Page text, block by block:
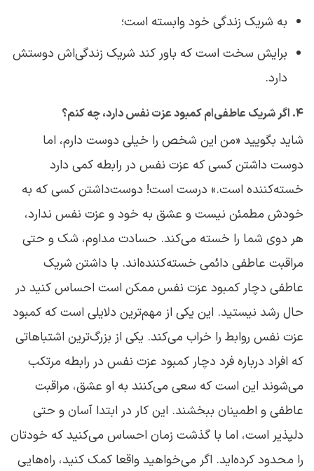
به شریک زندگی خود وابسته است؛
برایش سخت است که باور کند شریک زندگی‌اش دوستش
دارد.
۴. اگر شریک عاطفی‌ام کمبود عزت نفس دارد، چه کنم؟
شاید بگویید «من این شخص را خیلی دوست دارم، اما
دوست داشتن کسی که عزت نفس در رابطه کمی دارد
خسته‌کننده است.» درست است! دوست‌داشتن کسی که به
خودش مطمئن نیست و عشق به خود و عزت نفس ندارد،
هر دوی شما را خسته می‌کند. حسادت مداوم، شک و حتی
مراقبت عاطفی دائمی خسته‌کننده‌اند. با داشتن شریک
عاطفی دچار کمبود عزت نفس ممکن است احساس کنید در
حال رشد نیستید. این یکی از مهم‌ترین دلایلی است که کمبود
عزت نفس روابط را خراب می‌کند. یکی از بزرگ‌ترین اشتباهاتی
که افراد درباره فرد دچار کمبود عزت نفس در رابطه مرتکب
می‌شوند این است که سعی می‌کنند به او عشق، مراقبت
عاطفی و اطمینان ببخشند. این کار در ابتدا آسان و حتی
دلپذیر است، اما با گذشت زمان احساس می‌کنید که خودتان
را محدود کرده‌اید. اگر می‌خواهید واقعا کمک کنید، راه‌هایی